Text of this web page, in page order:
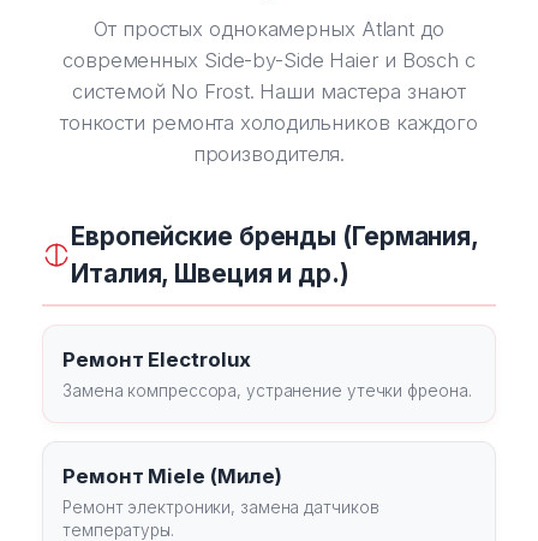
От простых однокамерных Atlant до
современных Side-by-Side Haier и Bosch с
системой No Frost. Наши мастера знают
тонкости ремонта холодильников каждого
производителя.
Европейские бренды (Германия,
Италия, Швеция и др.)
Ремонт Electrolux
Замена компрессора, устранение утечки фреона.
Ремонт Miele (Миле)
Ремонт электроники, замена датчиков
температуры.